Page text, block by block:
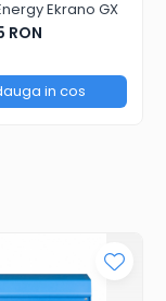
pentru
Ekrano GX
RON
in cos